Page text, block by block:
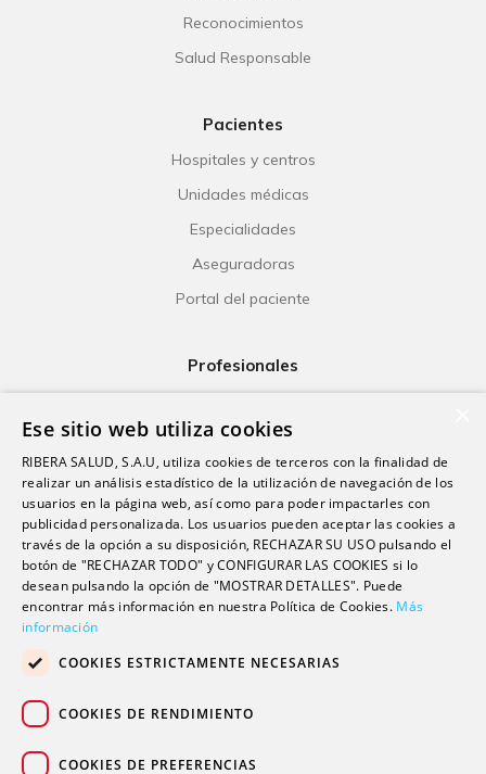
Reconocimientos
Salud Responsable
Pacientes
Hospitales y centros
Unidades médicas
Especialidades
Aseguradoras
Portal del paciente
Profesionales
Investigación
Formación
Escuela universitaria
Trabaja con nosotros
Contacto
Podcast
Ese sitio web utiliza cookies
RIBERA SALUD, S.A.U, utiliza cookies de terceros con la finalidad de
realizar un análisis estadístico de la utilización de navegación de los
usuarios en la página web, así como para poder impactarles con
publicidad personalizada. Los usuarios pueden aceptar las cookies a
través de la opción a su disposición, RECHAZAR SU USO pulsando el
botón de "RECHAZAR TODO" y CONFIGURAR LAS COOKIES si lo
desean pulsando la opción de "MOSTRAR DETALLES". Puede
encontrar más información en nuestra Política de Cookies. Más
información
COOKIES ESTRICTAMENTE NECESARIAS
COOKIES DE RENDIMIENTO
COOKIES DE PREFERENCIAS